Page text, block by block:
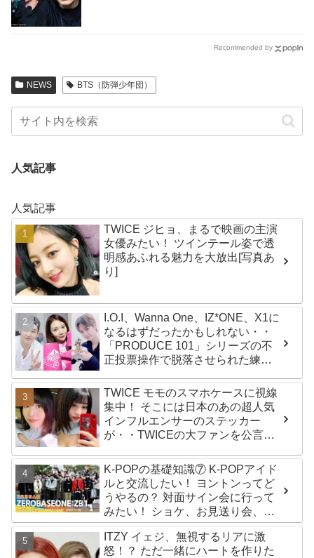
Recommended by
NEWS BTS（防弾少年団）
人気記事
人気記事
TWICE ジヒョ、まるで映画の主演
女優みたい！ ツインテール姿で透
明感あふれる魅力を大放出[写真あ
り]
I.O.I、Wanna One、IZ*ONE、X1に
なるはずだったかもしれない・・
「PRODUCE 101」シリーズの不
正投票操作で脱落させられた練習
TWICE モモのスマホケースに視線
集中！ そこには日本のあの超人気
インフルエンサーのステッカー
が・・TWICEの大ファンを公言す
「成功したファン」だと話題沸騰
K-POPの基礎知識⑦ K-POPアイド
ルと交流したい！ ヨントンってど
うやるの？ 対面サイン会に行って
みたい！ ショケ、お見送り会、握
手会・・・リリースイベントあれ
これを紹介
ITZY イェジ、無視するリアに激
怒！？ ただ一緒にハートを作りた